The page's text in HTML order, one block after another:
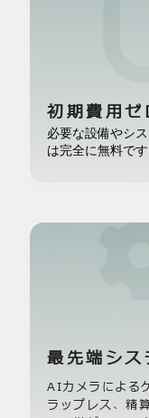
必要な設備やシ
は完全に無料です
初期費用ゼ
最先端シス
AIカメラによる
ラップレス、精